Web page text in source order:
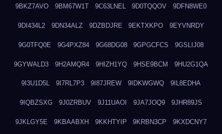
9BKZ7AVO 9BM67W1T 9C63LNEL 9D0TQQOV 9DFN8WE0
9DI434L2 9DN34ALZ 9DZBDJRE 9EKTXKPO 9EYVNRDY
9G0TFQ0E 9G4PXZ84 9G68DG08 9GPGCFCS 9GSLIJ08
9GYWALD3 9H2AMQR4 9HIZH1YQ 9HSE9BCM 9HU2G1QA
9I3U1D5L 9I7RL7P3 9I87JREW 9IDKWGWQ 9IL8EDHA
9IQBZSXG 9J0ZRBUV 9J11UAOI 9JA7JOQ9 9JHR89JS
9JKLGY5E 9KBAABXH 9KKHTYIP 9KRBN3CP 9KXDCNY7